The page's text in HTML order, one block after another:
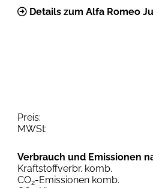
Details zum Alfa Romeo
Preis:
MWSt:
Verbrauch und Emissionen
Kraftstoffverbr. komb.
CO2-Emissionen komb.